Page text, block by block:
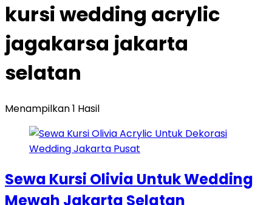
kursi wedding acrylic
jagakarsa jakarta
selatan
Menampilkan 1 Hasil
Sewa Kursi Olivia Untuk Wedding
Mewah Jakarta Selatan